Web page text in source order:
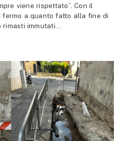
viene rispettato”. Con il
a quanto fatto alla fine di
immutati…